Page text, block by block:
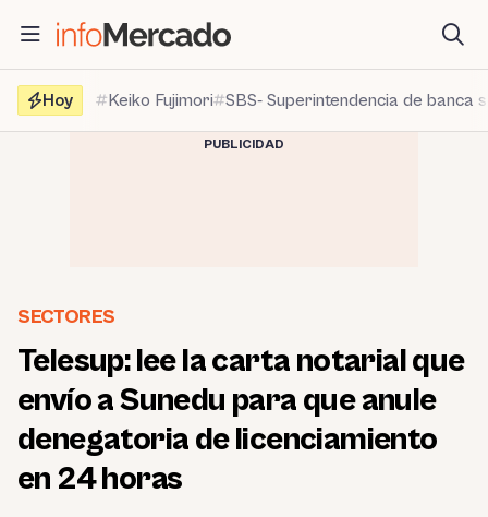
contenido
Hoy
Keiko Fujimori SBS- Superintendencia de banca
PUBLICIDAD
SECTORES
Telesup: lee la carta notarial que
envío a Sunedu para que anule
denegatoria de licenciamiento
en 24 horas